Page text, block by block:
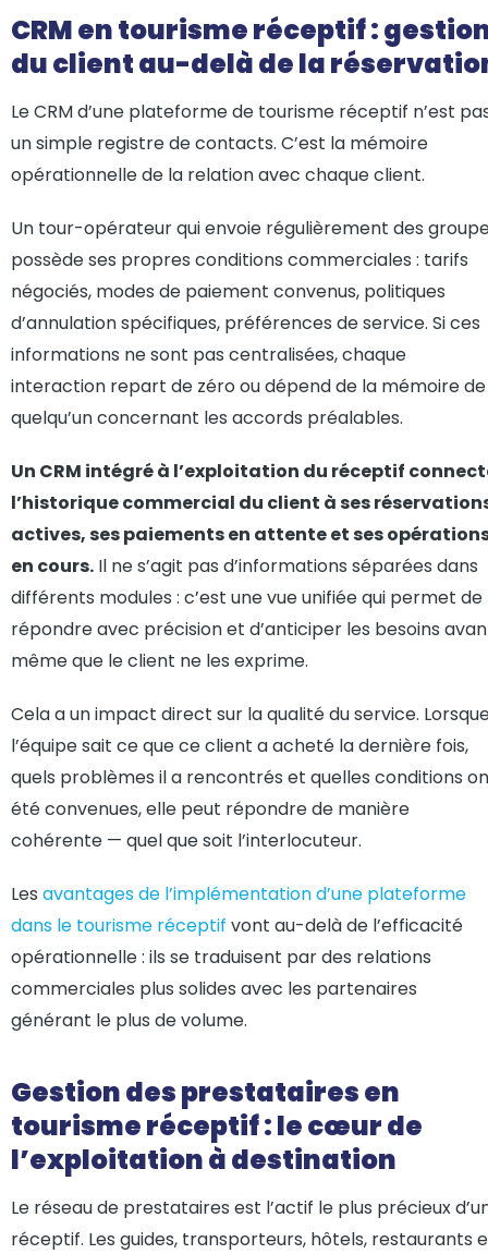
CRM en tourisme réceptif :
du client au-delà de la
Le CRM d’une plateforme de tourisme réceptif n’est
un simple registre de contacts. C’est la mémoire
opérationnelle de la relation avec chaque client.
Un tour-opérateur qui envoie régulièrement des
possède ses propres conditions commerciales : tarifs
négociés, modes de paiement convenus, politiques
d’annulation spécifiques, préférences de service. Si ces
informations ne sont pas centralisées, chaque
interaction repart de zéro ou dépend de la mémoire de
quelqu’un concernant les accords préalables.
Un CRM intégré à l’exploitation du réceptif
l’historique commercial du client à ses
actives, ses paiements en attente et ses
en cours. Il ne s’agit pas d’informations séparées dans
différents modules : c’est une vue unifiée qui permet de
répondre avec précision et d’anticiper les besoins
même que le client ne les exprime.
Cela a un impact direct sur la qualité du service.
l’équipe sait ce que ce client a acheté la dernière fois,
quels problèmes il a rencontrés et quelles conditions
été convenues, elle peut répondre de manière
cohérente — quel que soit l’interlocuteur.
Les avantages de l’implémentation d’une plateforme
dans le tourisme réceptif vont au-delà de l’efficacité
opérationnelle : ils se traduisent par des relations
commerciales plus solides avec les partenaires
générant le plus de volume.
Gestion des prestataires en
tourisme réceptif : le cœur de
l’exploitation à destination
Le réseau de prestataires est l’actif le plus précieux
réceptif. Les guides, transporteurs, hôtels, restaurants